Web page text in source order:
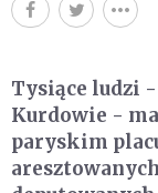
Tysiące ludzi
Kurdowie -
paryskim